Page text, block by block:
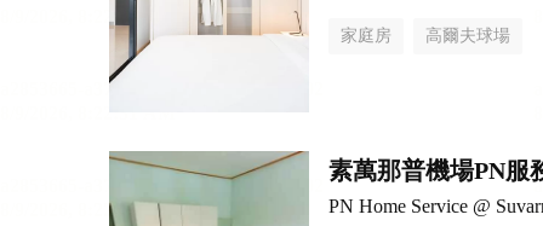
家庭房 高爾夫球場
素萬那普機場PN服
PN Home Service @